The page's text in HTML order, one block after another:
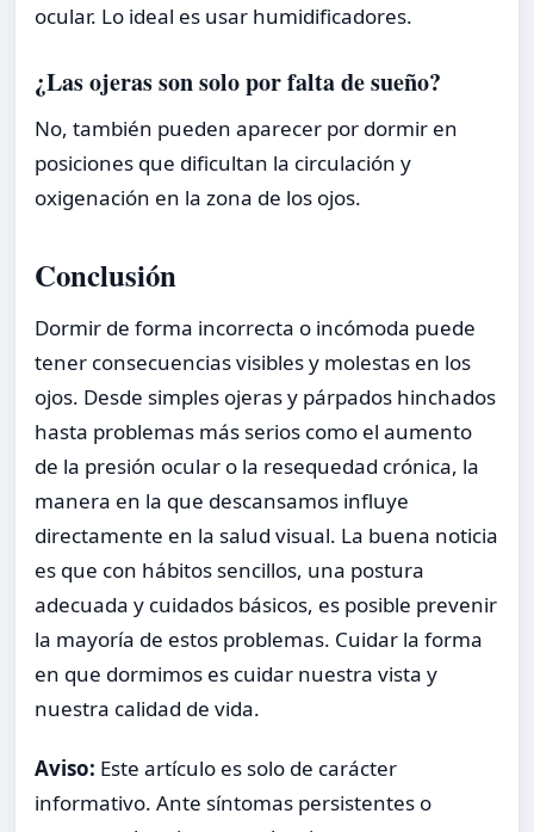
ocular. Lo ideal es usar humidificadores.
¿Las ojeras son solo por falta de sueño?
No, también pueden aparecer por dormir en
posiciones que dificultan la circulación y
oxigenación en la zona de los ojos.
Conclusión
Dormir de forma incorrecta o incómoda puede
tener consecuencias visibles y molestas en los
ojos. Desde simples ojeras y párpados hinchados
hasta problemas más serios como el aumento
de la presión ocular o la resequedad crónica, la
manera en la que descansamos influye
directamente en la salud visual. La buena noticia
es que con hábitos sencillos, una postura
adecuada y cuidados básicos, es posible prevenir
la mayoría de estos problemas. Cuidar la forma
en que dormimos es cuidar nuestra vista y
nuestra calidad de vida.
Aviso: Este artículo es solo de carácter
informativo. Ante síntomas persistentes o